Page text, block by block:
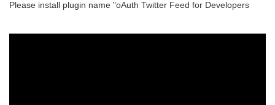
Please install plugin name "oAuth Twitter Feed for Developers